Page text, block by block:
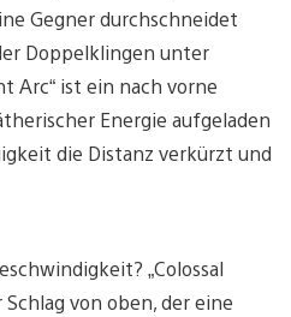
Gegner durchschneidet
Doppelklingen unter
Arc“ ist ein nach vorne
Energie aufgeladen
die Distanz verkürzt und
„Colossal
von oben, der eine